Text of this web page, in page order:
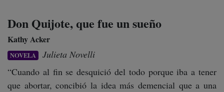
Don Quijote, que fue un sueño
Kathy Acker
NOVELA
Julieta Novelli
“Cuando al fin se desquició del todo porque iba a tener
que abortar, concibió la idea más demencial que a una